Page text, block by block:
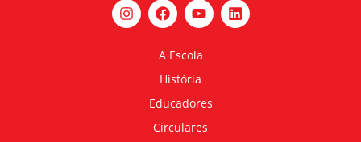
A Escola
História
Educadores
Circulares